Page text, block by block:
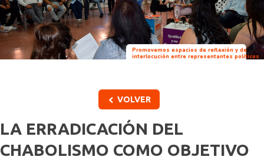
Promovemos espacios de reflexión y de
interlocución entre representantes políticos
VOLVER
LA ERRADICACIÓN DEL
CHABOLISMO COMO OBJETIVO